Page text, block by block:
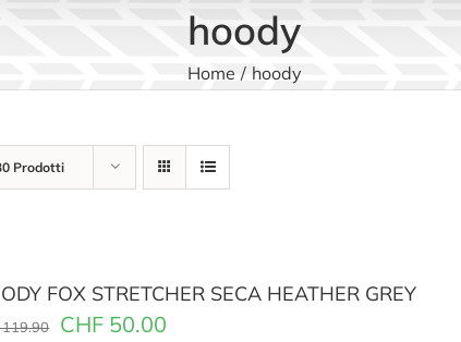
hoody
Home / hoody
Prodotti
FOX STRETCHER SECA HEATHER GREY
119.90 CHF 50.00